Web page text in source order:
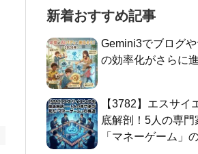
新着おすすめ記事
Gemini3でブログ
の効率化がさらに
【3782】エスサイ
底解剖！5人の専門
「マネーゲーム」